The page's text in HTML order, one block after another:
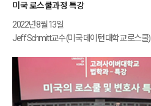
미국 로스쿨과정 특강
2022년 8월 13일
Jeff Schmitt교수 (미국 데이턴 대학교 로스쿨)